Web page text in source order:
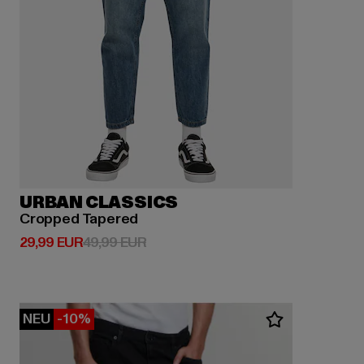
URBAN CLASSICS
Cropped Tapered
29,99 EUR
Derzeitiger Preis: 29,99 EUR
49,99 EURAktionspreis: 49,99 EUR
NEU -10%